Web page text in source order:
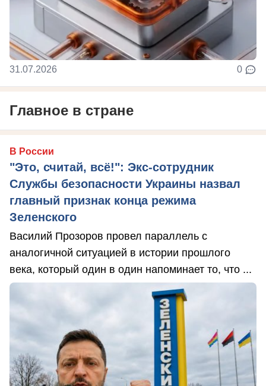
31.07.2026 0
Главное в стране
В России
"Это, считай, всё!": Экс-сотрудник
Службы безопасности Украины назвал
главный признак конца режима
Зеленского
Василий Прозоров провел параллель с
аналогичной ситуацией в истории прошлого
века, который один в один напоминает то, что ...